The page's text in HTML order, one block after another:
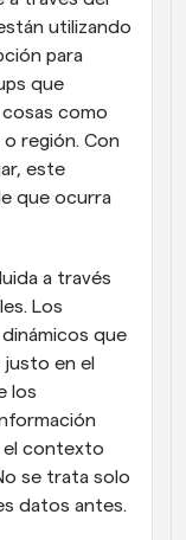
utilizando
para
que
como
región. Con
este
que ocurra
a través
Los
que
en el
los
el contexto
se trata solo
datos antes.